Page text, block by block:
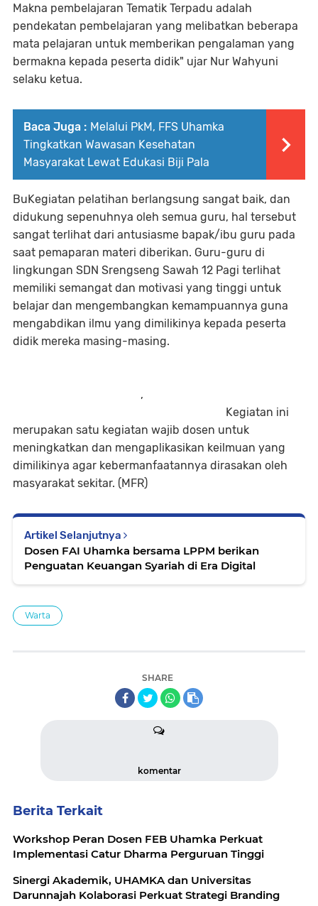
Makna pembelajaran Tematik Terpadu adalah
pendekatan pembelajaran yang melibatkan beberapa
mata pelajaran untuk memberikan pengalaman yang
bermakna kepada peserta didik" ujar Nur Wahyuni
selaku ketua.
Baca Juga : Melalui PkM, FFS Uhamka
Tingkatkan Wawasan Kesehatan
Masyarakat Lewat Edukasi Biji Pala
BuKegiatan pelatihan berlangsung sangat baik, dan
didukung sepenuhnya oleh semua guru, hal tersebut
sangat terlihat dari antusiasme bapak/ibu guru pada
saat pemaparan materi diberikan. Guru-guru di
lingkungan SDN Srengseng Sawah 12 Pagi terlihat
memiliki semangat dan motivasi yang tinggi untuk
belajar dan mengembangkan kemampuannya guna
mengabdikan ilmu yang dimilikinya kepada peserta
didik mereka masing-masing.
,
Kegiatan ini
merupakan satu kegiatan wajib dosen untuk
meningkatkan dan mengaplikasikan keilmuan yang
dimilikinya agar kebermanfaatannya dirasakan oleh
masyarakat sekitar. (MFR)
Artikel Selanjutnya
Dosen FAI Uhamka bersama LPPM berikan
Penguatan Keuangan Syariah di Era Digital
Warta
SHARE
komentar
Berita Terkait
Workshop Peran Dosen FEB Uhamka Perkuat
Implementasi Catur Dharma Perguruan Tinggi
Sinergi Akademik, UHAMKA dan Universitas
Darunnajah Kolaborasi Perkuat Strategi Branding